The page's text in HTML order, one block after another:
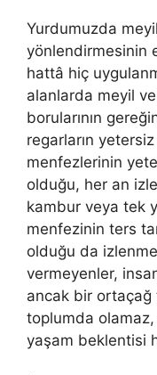
Yurdumuzda
yönlendirmesinin
hattâ hiç
alanlarda meyil
borularının
regarların yetersiz
menfezlerinin
olduğu, her an
kambur veya tek
menfezinin ters
olduğu da
vermeyenler,
ancak bir
toplumda
yaşam beklentisi